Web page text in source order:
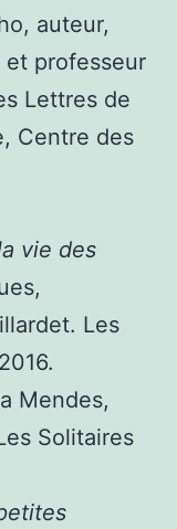
auteur,
et professeur
Lettres de
Centre des
vie des
Les
Mendes,
Solitaires